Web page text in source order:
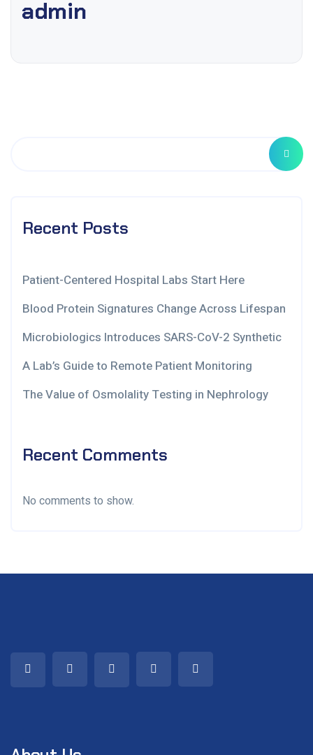
admin
Recent Posts
Patient-Centered Hospital Labs Start Here
Blood Protein Signatures Change Across Lifespan
Microbiologics Introduces SARS-CoV-2 Synthetic
A Lab’s Guide to Remote Patient Monitoring
The Value of Osmolality Testing in Nephrology
Recent Comments
No comments to show.